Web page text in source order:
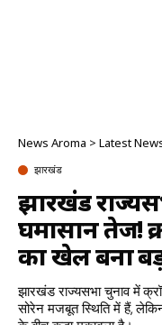
News Aroma > Latest
झारखंड
झारखंड
घमासान तेज!
का खेल बना
झारखंड राज्यसभा चुनाव में
सोरेन मजबूत स्थिति में हैं,